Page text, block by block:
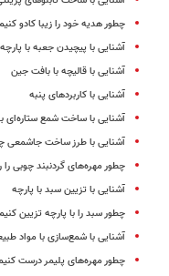
چطور هدیه خود را زیبا کادو
آشنایی با پیچیدن جعبه با پارچه
آشنایی با قالیچه با بافت جین
آشنایی با کاربردهای پنبه
آشنایی با ساخت شمع ستاره‌ای
آشنایی با طرز ساخت جاشمعی
چطور مهره‌های گردنبند چوبی را
آشنایی با تزیین سبد با پارچه
چطور سبد را با پارچه تزیین
آشنایی با شمع‌سازی با مواد
چطور مهره‌های پلیمر درست